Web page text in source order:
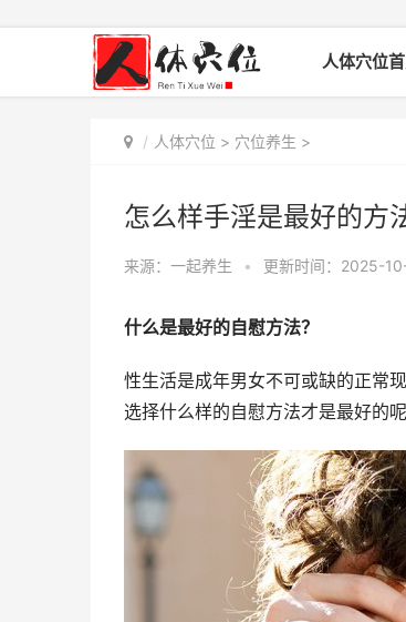
人体穴位
人体穴位 > 穴位养生 >
怎么样手淫是最好的方
来源：一起养生 • 更新时间：2025-
什么是最好的自慰方法？
性生活是成年男女不可或缺的正常
选择什么样的自慰方法才是最好的